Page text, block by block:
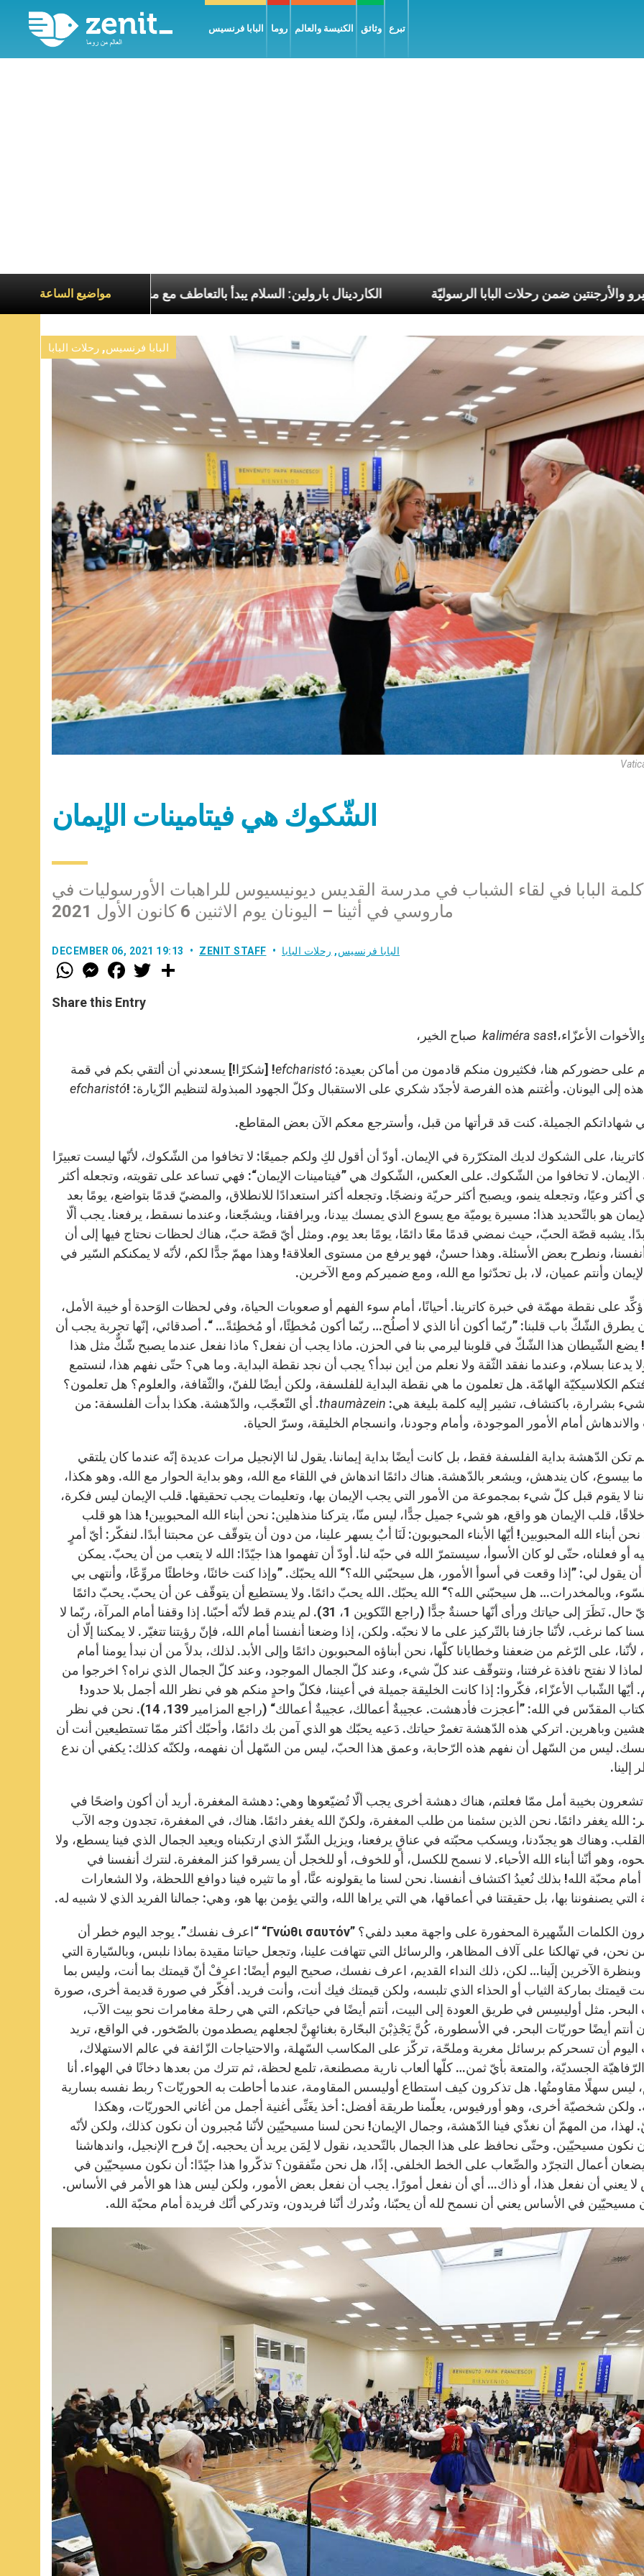
البابا فرنسيس روما الكنيسة والعالم وثائق تبرع
مواضيع الساعة
الكاردينال بارولين: السلام يبدأ بالتعاطف مع معاناة أوروغواي والبيرو والأرجنتين ضمن رحلات البابا الرسوليّة
البابا فرنسيس, رحلات البابا
الشّكوك هي فيتامينات الإيمان
كلمة البابا في لقاء الشباب في مدرسة القديس ديونيسيوس للراهبات الأورسوليات في
ماروسي في أثينا – اليونان يوم الاثنين 6 كانون الأول 2021
DECEMBER 06, 2021 19:13 ZENIT STAFF البابا فرنسيس, رحلات البابا
W
h
t
s
M
e
s
e
F
a
e
b
w
Share this Entry
الأعزّاء،!kaliméra sas صباح الخير،
على حضوركم هنا، فكثيرون منكم قادمون من أماكن بعيدة: efcharistó! [شكرًا!] يسعدني أن ألتقي بكم في قمة
إلى اليونان. وأغتنم هذه الفرصة لأجدّد شكري على الاستقبال وكلّ الجهود المبذولة لتنظيم الزّيارة: !efcharistó
شهاداتكم الجميلة. كنت قد قرأتها من قبل، وأسترجع معكم الآن بعض المقاطع.
كاترينا، على الشكوك لديك المتكرّرة في الإيمان. أودّ أن أقول لكِ ولكم جميعًا: لا تخافوا من الشّكوك، لأنّها ليست تعبيرًا
لا تخافوا من الشّكوك. على العكس، الشّكوك هي ”فيتامينات الإيمان“: فهي تساعد على تقويته، وتجعله أكثر
أكثر وعيًا، وتجعله ينمو، ويصبح أكثر حريّة ونضجًا. وتجعله أكثر استعدادًا للانطلاق، والمضيّ قدمًا بتواضع، يومًا بعد
هو بالتّحديد هذا: مسيرة يوميّة مع يسوع الذي يمسك بيدنا، ويرافقنا، ويشجّعنا، وعندما نسقط، يرفعنا. يجب ألّا
يشبه قصّة الحبّ، حيث نمضي قدمًا معًا دائمًا، يومًا بعد يوم. ومثل أيّ قصّة حبّ، هناك لحظات نحتاج فيها إلى أن
ونطرح بعض الأسئلة. وهذا حسنٌ، فهو يرفع من مستوى العلاقة! وهذا مهمّ جدًّا لكم، لأنّه لا يمكنكم السّير في
وأنتم عميان، لا، بل تحدّثوا مع الله، ومع ضميركم ومع الآخرين.
على نقطة مهمّة في خبرة كاترينا. أحيانًا، أمام سوء الفهم أو صعوبات الحياة، وفي لحظات الوَحدة أو خيبة الأمل،
يطرق الشّكّ باب قلبنا: ”ربّما أكون أنا الذي لا أصلُح… ربّما أكون مُخطِئًا، أو مُخطِئةً… “. أصدقائي، إنّها تجربة يجب أن
يضع الشّيطان هذا الشّكّ في قلوبنا ليرمي بنا في الحزن. ماذا يجب أن نفعل؟ ماذا نفعل عندما يصبح شّكٌّ مثل هذا
يدعنا بسلام، وعندما نفقد الثّقة ولا نعلم من أين نبدأ؟ يجب أن نجد نقطة البداية. وما هي؟ حتّى نفهم هذا، لنستمع
الكلاسيكيّة الهامّة. هل تعلمون ما هي نقطة البداية للفلسفة، ولكن أيضًا للفنّ، والثّقافة، والعلوم؟ هل تعلمون؟
بشرارة، باكتشاف، تشير إليه كلمة بليغة هي: thaumàzein. أي التّعجّب، والدّهشة. هكذا بدأت الفلسفة: من
أمام الأمور الموجودة، وأمام وجودنا، وانسجام الخليقة، وسرّ الحياة.
تكن الدّهشة بداية الفلسفة فقط، بل كانت أيضًا بداية إيماننا. يقول لنا الإنجيل مرات عديدة إنّه عندما كان يلتقي
كان يندهش، ويشعر بالدّهشة. هناك دائمًا اندهاش في اللقاء مع الله، وهو بداية الحوار مع الله. وهو هكذا،
لا يقوم قبل كلّ شيء بمجموعة من الأمور التي يجب الإيمان بها، وتعليمات يجب تحقيقها. قلب الإيمان ليس فكرة،
قلب الإيمان هو واقع، هو شيء جميل جدًّا، ليس منّا، يتركنا منذهلين: نحن أبناء الله المحبوبين! هذا هو قلب
نحن أبناء الله المحبوبين! أيّها الأبناء المحبوبون: لَنَا أبٌ يسهر علينا، من دون أن يتوقّف عن محبتنا أبدًا. لنفكّر: أيّ أمرٍ
أو فعلناه، حتّى لو كان الأسوأ، سيستمرّ الله في حبّه لنا. أودّ أن تفهموا هذا جيّدًا: الله لا يتعب من أن يحبّ. يمكن
يقول لي: ”إذا وقعت في أسوأ الأمور، هل سيحبّني الله؟“ الله يحبّك. ”وإذا كنت خائنًا، وخاطئًا مروِّعًا، وأنتهى بي
وبالمخدرات… هل سيحبّني الله؟“ الله يحبّك. الله يحبّ دائمًا. ولا يستطيع أن يتوقّف عن أن يحبّ. يحبّ دائمًا
وعلى أيّ حال. نَظَرَ إلى حياتك ورأى أنّها حسنةٌ جدًّا (راجع التّكوين 1، 31). لم يندم قط لأنّه أحبّنا. إذا وقفنا أمام المرآة، ربّما لا
كما نرغب، لأنّنا جازفنا بالتّركيز على ما لا نحبّه. ولكن، إذا وضعنا أنفسنا أمام الله، فإنّ رؤيتنا تتغيّر. لا يمكننا إلّا أن
على الرّغم من ضعفنا وخطايانا كلّها، نحن أبناؤه المحبوبون دائمًا وإلى الأبد. لذلك، بدلاً من أن نبدأ يومنا أمام
لماذا لا نفتح نافذة غرفتنا، ونتوقّف عند كلّ شيء، وعند كلّ الجمال الموجود، وعند كلّ الجمال الذي نراه؟ اخرجوا من
أيّها الشّباب الأعزّاء، فكّروا: إذا كانت الخليقة جميلة في أعيننا، فكلّ واحدٍ منكم هو في نظر الله أجمل بلا حدود!
وقال الكتاب المقدّس في الله: ”أعجزت فأدهشت. عجيبةٌ أعمالك، عجيبةٌ أعمالك“ (راجع المزامير 139، 14). نحن في نظر
وباهرين. اتركي هذه الدّهشة تغمرْ حياتك. دَعيه يحبّك هو الذي آمن بك دائمًا، وأحبّك أكثر ممّا تستطيعين أنت أن
ليس من السّهل أن نفهم هذه الرّحابة، وعمق هذا الحبّ، ليس من السّهل أن نفهمه، ولكنّه كذلك: يكفي أن ندع
إلينا.
تشعرون بخيبة أمل ممّا فعلتم، هناك دهشة أخرى يجب ألّا تُضيّعوها وهي: دهشة المغفرة. أريد أن أكون واضحًا في
الله يغفر دائمًا. نحن الذين سئمنا من طلب المغفرة، ولكنّ الله يغفر دائمًا. هناك، في المغفرة، تجدون وجه الآب
وهناك هو يجدّدنا، ويسكب محبّته في عناقٍ يرفعنا، ويزيل الشّرّ الذي ارتكبناه ويعيد الجمال الذي فينا يسطع، ولا
وهو أنّنا أبناء الله الأحباء. لا نسمح للكسل، أو للخوف، أو للخجل أن يسرقوا كنز المغفرة. لنترك أنفسنا في
محبّة الله! بذلك نُعيدُ اكتشاف أنفسنا. نحن لسنا ما يقولونه عنَّا، أو ما تثيره فينا دوافع اللحظة، ولا الشعارات
التي يصنفوننا بها، بل حقيقتنا في أعماقها، هي التي يراها الله، والتي يؤمن بها هو، وهي: جمالنا الفريد الذي لا شبيه له.
هل تذكرون الكلمات الشّهيرة المحفورة على واجهة معبد دلفي؟ ”Γνώθι σαυτόν“ “اعرف نفسك”. يوجد اليوم خطر أن
نحن، في تهالكنا على آلاف المظاهر، والرسائل التي تتهافت علينا، وتجعل حياتنا مقيدة بماذا نلبس، وبالسّيارة التي
وبنظرة الآخرين إلَينا… لكن، ذلك النداء القديم، اعرف نفسك، صحيح اليوم أيضًا: اعرِفْ أنّ قيمتك بما أنت، وليس بما
قيمتك بماركة الثياب أو الحذاء الذي تلبسه، ولكن قيمتك فيك أنت، وأنت فريد. أفكّر في صورة قديمة أخرى، صورة
البحر. مثل أوليسِس في طريق العودة إلى البيت، أنتم أيضًا في حياتكم، التي هي رحلة مغامرات نحو بيت الآب،
أنتم أيضًا حوريّات البحر. في الأسطورة، كُنَّ يَجْذِبْنَ البحّارة بغنائهِنَّ لجعلهم يصطدمون بالصّخور. في الواقع، تريد
أن تسحركم برسائل مغرية وملحّة، تركّز على المكاسب السّهلة، والاحتياجات الزّائفة في عالم الاستهلاك،
الجسديّة، والمتعة بأيّ ثمن… كلّها ألعاب نارية مصطنعة، تلمع لحظة، ثم تترك من بعدها دخانًا في الهواء. أنا
ليس سهلًا مقاومتُها. هل تذكرون كيف استطاع أوليسس المقاومة، عندما أحاطت به الحوريّات؟ ربط نفسه بسارية
ولكن شخصيّة أخرى، وهو أورفيوس، يعلّمنا طريقة أفضل: أخذ يغَنِّى أغنية أجمل من أغاني الحوريّات، وهكذا
لهذا، من المهمّ أن نغذّي فينا الدّهشة، وجمال الإيمان! نحن لسنا مسيحيّين لأنّنا مُجبرون أن نكون كذلك، ولكن لأنّه
نكون مسيحيّين. وحتّى نحافظ على هذا الجمال بالتّحديد، نقول لا لِمَن يريد أن يحجبه. إنّ فرح الإنجيل، واندهاشنا
أعمال التجرّد والصِّعاب على الخط الخلفي. إذًا، هل نحن متّفقون؟ تذكّروا هذا جيّدًا: أن نكون مسيحيّين في
لا يعني أن نفعل هذا، أو ذاك… أي أن نفعل أمورًا. يجب أن نفعل بعض الأمور، ولكن ليس هذا هو الأمر في الأساس.
مسيحيّين في الأساس يعني أن نسمح لله أن يحبّنا، ونُدرك أنّنا فريدون، وتدركي أنّك فريدة أمام محبّة الله.